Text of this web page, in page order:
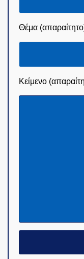
Θέμα
Κείμενο